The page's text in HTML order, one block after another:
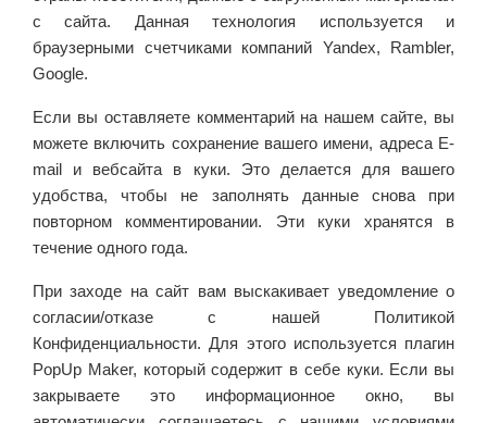
с сайта. Данная технология используется и
браузерными счетчиками компаний Yandex, Rambler,
Google.
Если вы оставляете комментарий на нашем сайте, вы
можете включить сохранение вашего имени, адреса E-
mail и вебсайта в куки. Это делается для вашего
удобства, чтобы не заполнять данные снова при
повторном комментировании. Эти куки хранятся в
течение одного года.
При заходе на сайт вам выскакивает уведомление о
согласии/отказе с нашей Политикой
Конфиденциальности. Для этого используется плагин
PopUp Maker, который содержит в себе куки. Если вы
закрываете это информационное окно, вы